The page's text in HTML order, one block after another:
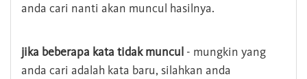
anda cari nanti akan muncul hasilnya.
jika beberapa kata tidak muncul - mungkin yang
anda cari adalah kata baru, silahkan anda